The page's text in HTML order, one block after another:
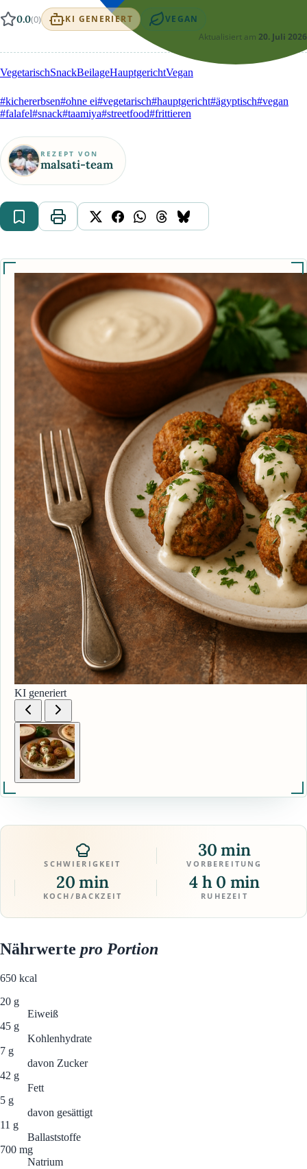
0.0(0) KI GENERIERT VEGAN
Aktualisiert am 20. Juli 2026
VegetarischSnackBeilageHauptgerichtVegan
#kichererbsen#ohne ei#vegetarisch#hauptgericht#ägyptisch#vegan
#falafel#snack#taamiya#streetfood#frittieren
REZEPT VON
malsati-team
KI generiert
SCHWIERIGKEIT
30 min
VORBEREITUNG
20 min
KOCH/BACKZEIT
4 h 0 min
RUHEZEIT
Nährwerte pro Portion
650 kcal
20 g
Eiweiß
45 g
Kohlenhydrate
7 g
davon Zucker
42 g
Fett
5 g
davon gesättigt
11 g
Ballaststoffe
700 mg
Natrium